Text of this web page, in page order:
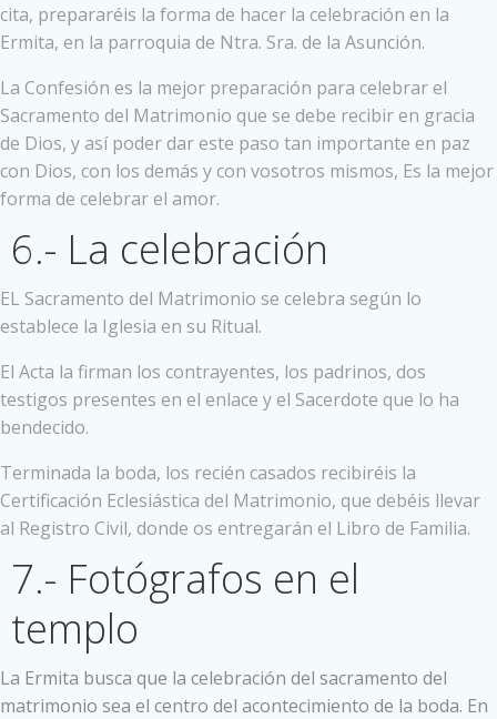
cita, prepararéis la forma de hacer la celebración en la
Ermita, en la parroquia de Ntra. Sra. de la Asunción.
La Confesión es la mejor preparación para celebrar el
Sacramento del Matrimonio que se debe recibir en gracia
de Dios, y así poder dar este paso tan importante en paz
con Dios, con los demás y con vosotros mismos, Es la mejor
forma de celebrar el amor.
6.- La celebración
EL Sacramento del Matrimonio se celebra según lo
establece la Iglesia en su Ritual.
El Acta la firman los contrayentes, los padrinos, dos
testigos presentes en el enlace y el Sacerdote que lo ha
bendecido.
Terminada la boda, los recién casados recibiréis la
Certificación Eclesiástica del Matrimonio, que debéis llevar
al Registro Civil, donde os entregarán el Libro de Familia.
7.- Fotógrafos en el
templo
La Ermita busca que la celebración del sacramento del
matrimonio sea el centro del acontecimiento de la boda. En